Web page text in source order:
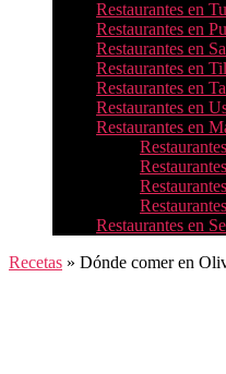
Restaurantes en
Restaurantes en
Restaurantes en
Restaurantes en
Restaurantes en
Restaurantes en
Restaurantes en
Restaurantes en
Recetas » Dónde comer en